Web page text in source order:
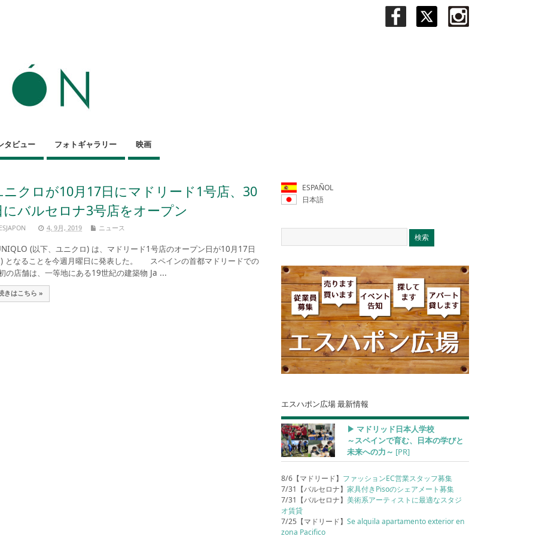
タビュー フォトギャラリー 映画
ニクロが10月17日にマドリード1号店、30
にバルセロナ3号店をオープン
4, 9月, 2019 ニュース
(以下、ユニクロ) は、マドリード1号店のオープン日が10月17日
となることを今週月曜日に発表した。 スペインの首都マドリードでの
の店舗は、一等地にある19世紀の建築物 Ja ...
きはこちら »
ESPAÑOL
日本語
エスハポン広場 最新情報
▶︎ マドリッド日本人学校
～スペインで育む、日本の学びと
未来への力～ [PR]
8/6【マドリード】 ファッションEC営業スタッフ募集
7/31【バルセロナ】家具付きPisoのシェアメート募集
7/31【バルセロナ】美術系アーティストに最適なスタジ
オ賃貸
7/25【マドリード】Se alquila apartamento exterior en
zona Pacifico